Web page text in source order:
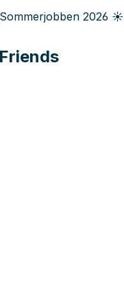
Sommerjobben 2026 ☀️